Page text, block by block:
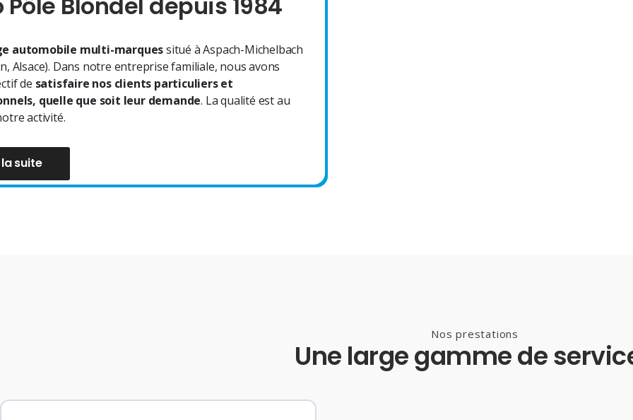
automobile multi-marquessitué à Aspach-Michelbach
Alsace). Dans notre entreprise familiale, nous avons
de satisfaire nos clients particuliers et
quelle que soit leur demande. La qualité est au
activité.
suite
Nos prestations
Une large gamme de